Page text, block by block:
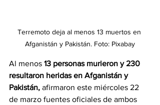
Terremoto deja al menos 13 muertos en
Afganistán y Pakistán. Foto: Pixabay
Al menos 13 personas murieron y 230
resultaron heridas en Afganistán y
Pakistán, afirmaron este miércoles 22
de marzo fuentes oficiales de ambos